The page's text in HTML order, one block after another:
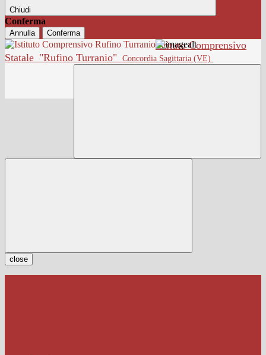
Chiudi
Conferma
Annulla Conferma
Istituto Comprensivo
Statale "Rufino Turranio" Concordia Sagittaria (VE)
close